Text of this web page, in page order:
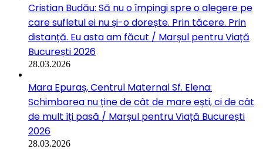
Cristian Budău: Să nu o împingi spre o alegere pe
care sufletul ei nu și-o dorește. Prin tăcere. Prin
distanță. Eu asta am făcut / Marșul pentru Viață
București 2026
28.03.2026
Mara Epuraș, Centrul Maternal Sf. Elena:
Schimbarea nu ține de cât de mare ești, ci de cât
de mult îți pasă / Marșul pentru Viață București
2026
28.03.2026